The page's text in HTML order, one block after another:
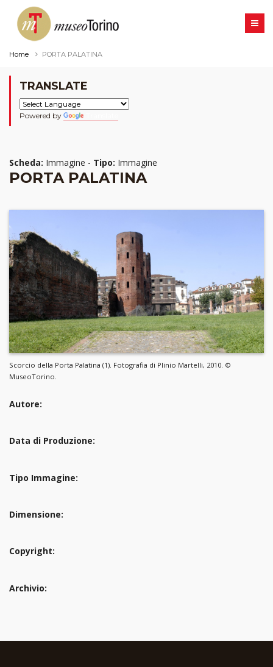
Home PORTA PALATINA
TRANSLATE
Powered by
Scheda: Immagine - Tipo: Immagine
PORTA PALATINA
Scorcio della Porta Palatina (1). Fotografia di Plinio Martelli, 2010. ©
MuseoTorino.
Autore:
Data di Produzione:
Tipo Immagine:
Dimensione:
Copyright:
Archivio: